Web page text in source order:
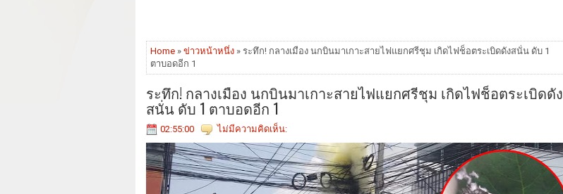
Home » ข่าวหน้าหนึ่ง » ระทึก! กลางเมือง นกบินมาเกาะสายไฟแยกศรีชุม เกิดไฟช็อตระเบิดดังสนั่น ดับ 1
ตาบอดอีก 1
ระทึก! กลางเมือง นกบินมาเกาะสายไฟแยกศรีชุม เกิดไฟช็อตระเบิดดัง
สนั่น ดับ 1 ตาบอดอีก 1
02:55:00 ไม่มีความคิดเห็น: